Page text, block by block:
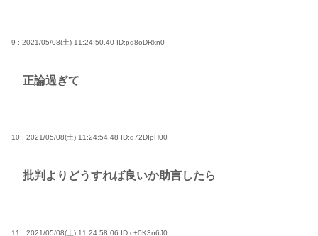
9 : 2021/05/08(土) 11:24:50.40 ID:pq8oDRkn0
正論過ぎて
10 : 2021/05/08(土) 11:24:54.48 ID:q72DIpH00
批判よりどうすれば良いか助言したら
11 : 2021/05/08(土) 11:24:58.06 ID:c+0K3n6J0